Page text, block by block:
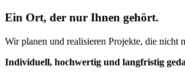
Ein Ort, der nur Ihnen gehört.
Wir planen und realisieren Projekte, die nicht
Individuell, hochwertig und langfristig